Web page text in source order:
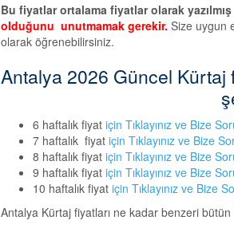
Bu fiyatlar ortalama fiyatlar olarak
olduğunu unutmamak gerekir. Size uygun
olarak öğrenebilirsiniz.
Antalya 2026 Güncel Kürtaj
6 haftalık fiyat için Tıklayınız ve Bize
7 haftalık fiyat için Tıklayınız ve Bize
8 haftalık fiyat için Tıklayınız ve Bize
9 haftalık fiyat için Tıklayınız ve Bize
10 haftalık fiyat için Tıklayınız ve Bize
Antalya Kürtaj fiyatları ne kadar benzeri